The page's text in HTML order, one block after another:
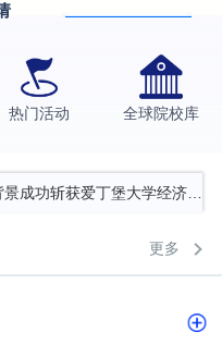
热门活动 全球院校库
士录取案例
创意产业硕士录取案例
成功斩获爱丁堡大学经济学
链”故事敲开哥大、宾大之门
录取案例解析
更多